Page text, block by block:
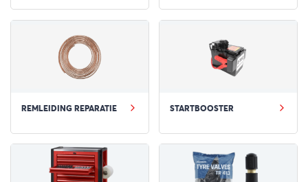
REMLEIDING REPARATIE STARTBOOSTER